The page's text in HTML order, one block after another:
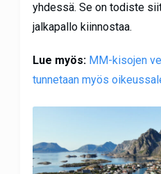
yhdessä. Se on todiste
jalkapallo kiinnostaa.
Lue myös: MM-kisojen
tunnetaan myös